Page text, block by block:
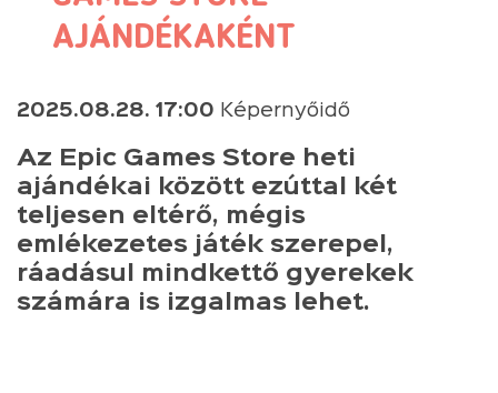
AJÁNDÉKAKÉNT
2025.08.28. 17:00 Képernyőidő
Az Epic Games Store heti
ajándékai között ezúttal két
teljesen eltérő, mégis
emlékezetes játék szerepel,
ráadásul mindkettő gyerekek
számára is izgalmas lehet.